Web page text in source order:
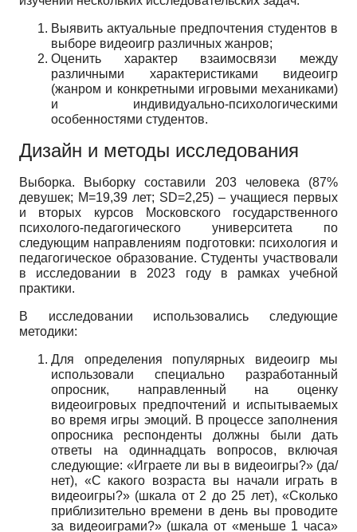
Выявить актуальные предпочтения студентов в
выборе видеоигр различных жанров;
Оценить характер взаимосвязи между
различными характеристиками видеоигр
(жанром и конкретными игровыми механиками)
и индивидуально-психологическими
особенностями студентов.
Дизайн и методы исследования
Выборка. Выборку составили 203 человека (87%
девушек; М=19,39 лет; SD=2,25) – учащиеся первых
и вторых курсов Московского государственного
психолого-педагогического университета по
следующим направлениям подготовки: психология и
педагогическое образование. Студенты участвовали
в исследовании в 2023 году в рамках учебной
практики.
В исследовании использовались следующие
методики:
Для определения популярных видеоигр мы
использовали специально разработанный
опросник, направленный на оценку
видеоигровых предпочтений и испытываемых
во время игры эмоций. В процессе заполнения
опросника респонденты должны были дать
ответы на одиннадцать вопросов, включая
следующие: «Играете ли вы в видеоигры?» (да/
нет), «С какого возраста вы начали играть в
видеоигры?» (шкала от 2 до 25 лет), «Сколько
приблизительно времени в день вы проводите
за видеоиграми?» (шкала от «меньше 1 часа»